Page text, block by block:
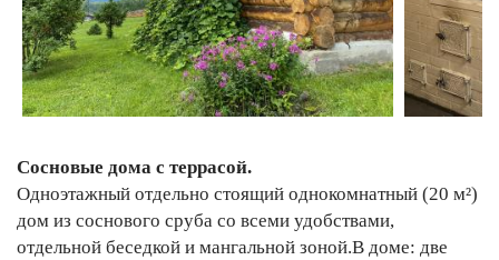
Сосновые дома с террасой.
Одноэтажный отдельно стоящий однокомнатный (20 м²)
дом из соснового сруба со всеми удобствами,
отдельной беседкой и мангальной зоной.В доме: две